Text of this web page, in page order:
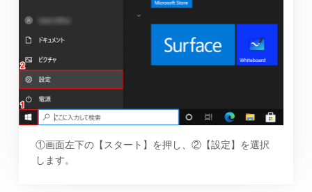
①画面左下の【スタート】を押し、②【設定】を選択
します。